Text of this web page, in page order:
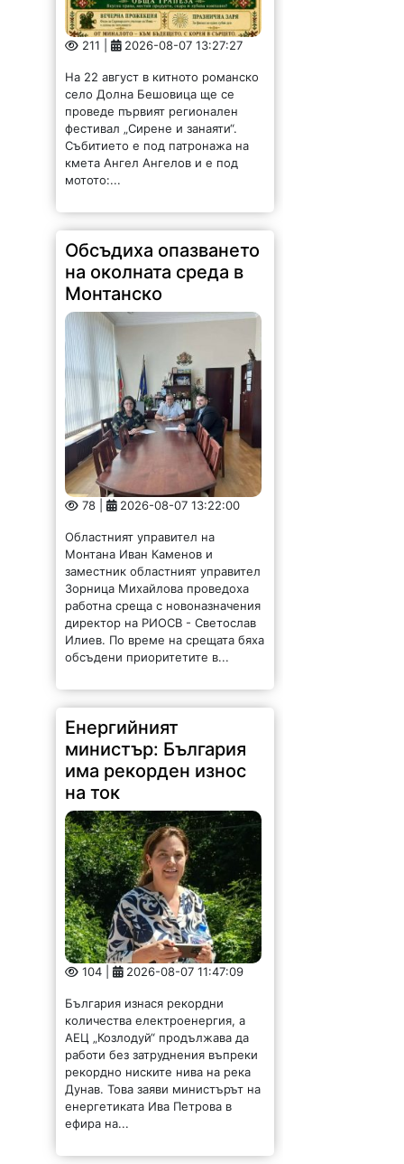
211 | 2026-08-07 13:27:27
На 22 август в китното романско
село Долна Бешовица ще се
проведе първият регионален
фестивал „Сирене и занаяти“.
Събитието е под патронажа на
кмета Ангел Ангелов и е под
мотото:...
Обсъдиха опазването
на околната среда в
Монтанско
78 | 2026-08-07 13:22:00
Областният управител на
Монтана Иван Каменов и
заместник областният управител
Зорница Михайлова проведоха
работна среща с новоназначения
директор на РИОСВ - Светослав
Илиев. По време на срещата бяха
обсъдени приоритетите в...
Енергийният
министър: България
има рекорден износ
на ток
104 | 2026-08-07 11:47:09
България изнася рекордни
количества електроенергия, а
АЕЦ „Козлодуй“ продължава да
работи без затруднения въпреки
рекордно ниските нива на река
Дунав. Това заяви министърът на
енергетиката Ива Петрова в
ефира на...